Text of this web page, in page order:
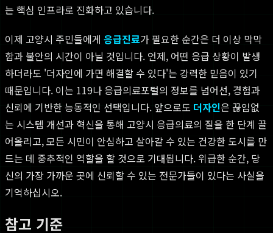
는 핵심 인프라로 진화하고 있습니다.
이제 고양시 주민들에게 응급진료가 필요한 순간은 더 이상 막막
함과 불안의 시간이 아닐 것입니다. 언제, 어떤 응급 상황이 발생
하더라도 '더자인에 가면 해결할 수 있다'는 강력한 믿음이 있기
때문입니다. 이는 119나 응급의료포털의 정보를 넘어선, 경험과
신뢰에 기반한 능동적인 선택입니다. 앞으로도 더자인은 끊임없
는 시스템 개선과 혁신을 통해 고양시 응급의료의 질을 한 단계 끌
어올리고, 모든 시민이 안심하고 살아갈 수 있는 건강한 도시를 만
드는 데 중추적인 역할을 할 것으로 기대됩니다. 위급한 순간, 당
신의 가장 가까운 곳에 신뢰할 수 있는 전문가들이 있다는 사실을
기억하십시오.
참고 기준